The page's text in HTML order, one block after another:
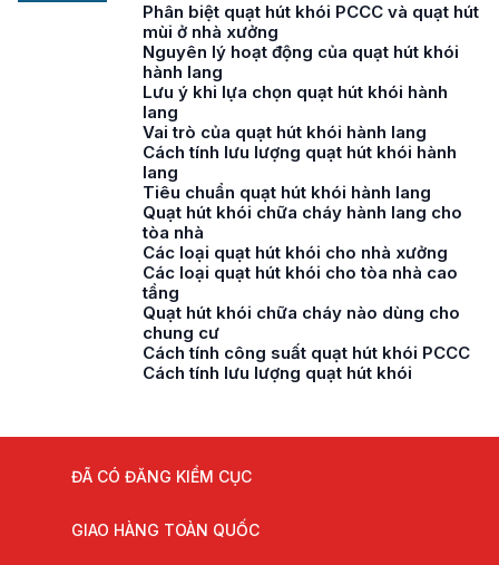
Phân biệt quạt hút khói PCCC và quạt hút
mùi ở nhà xưởng
Nguyên lý hoạt động của quạt hút khói
hành lang
Lưu ý khi lựa chọn quạt hút khói hành
lang
Vai trò của quạt hút khói hành lang
Cách tính lưu lượng quạt hút khói hành
lang
Tiêu chuẩn quạt hút khói hành lang
Quạt hút khói chữa cháy hành lang cho
tòa nhà
Các loại quạt hút khói cho nhà xưởng
Các loại quạt hút khói cho tòa nhà cao
tầng
Quạt hút khói chữa cháy nào dùng cho
chung cư
Cách tính công suất quạt hút khói PCCC
Cách tính lưu lượng quạt hút khói
ĐÃ CÓ ĐĂNG KIỂM CỤC
GIAO HÀNG TOÀN QUỐC